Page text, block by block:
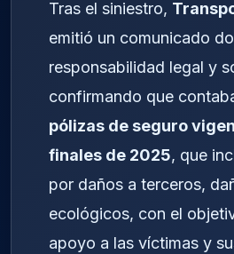
Tras el siniestro,
emitió un comunicado
responsabilidad legal y
confirmando que
pólizas de seguro
finales de 2025, que
por daños a terceros,
ecológicos, con el
apoyo a las víctimas y